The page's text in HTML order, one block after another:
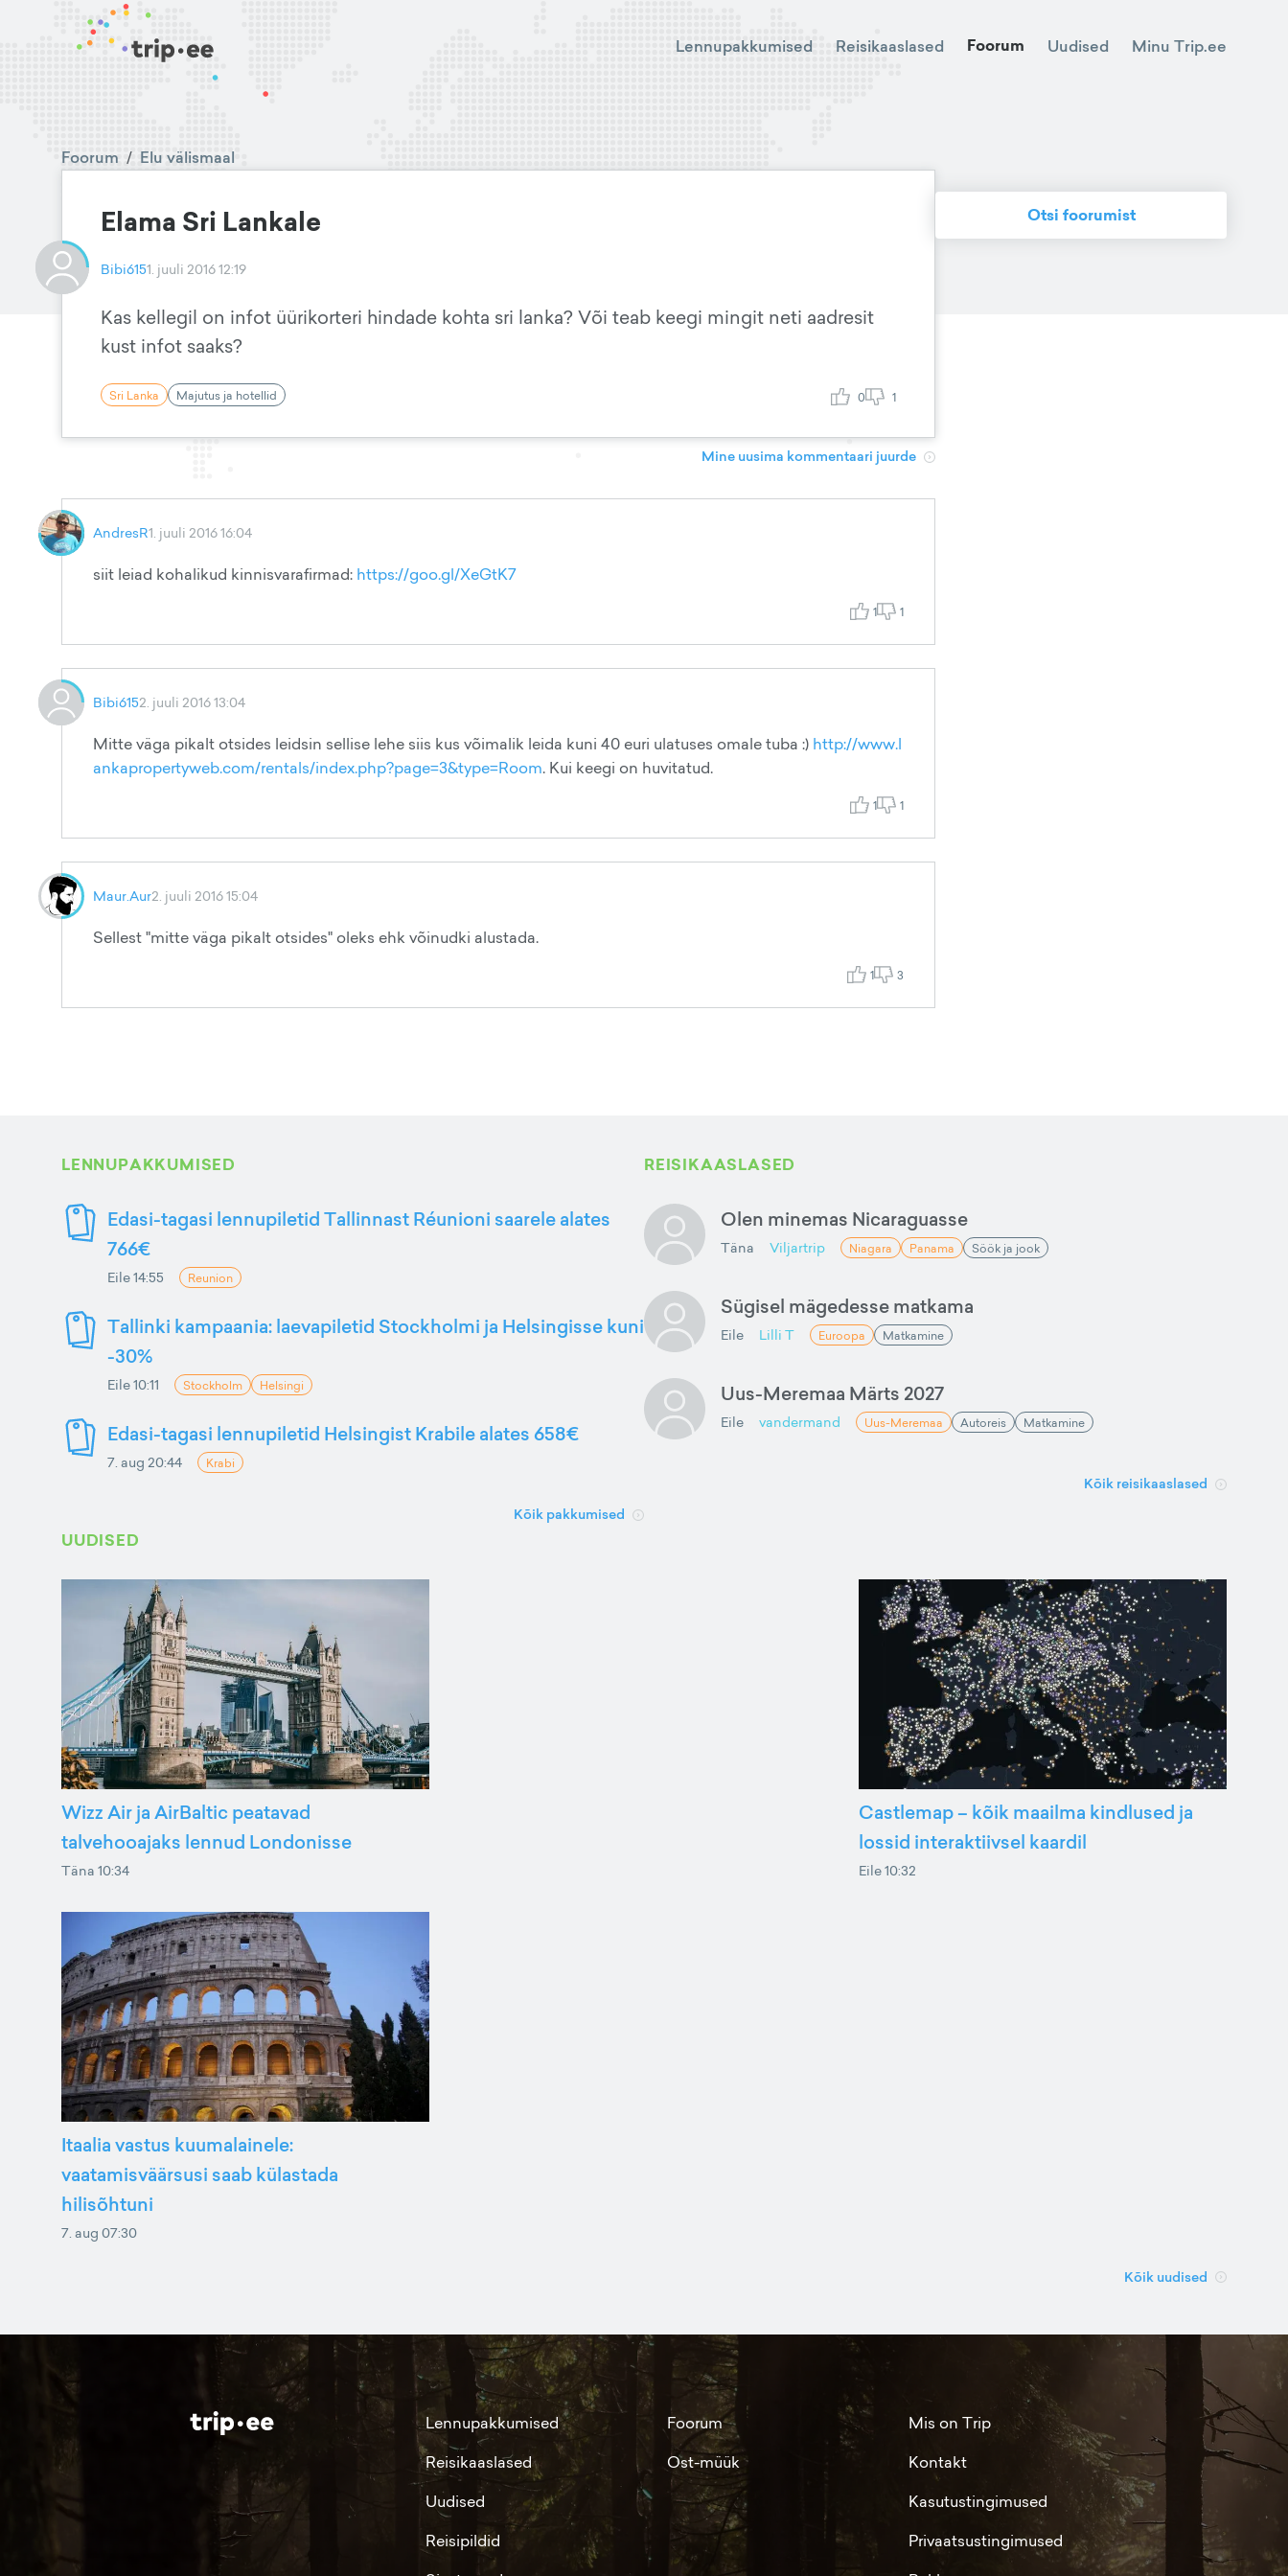
Lennupakkumised Reisikaaslased Foorum Uudised Minu Trip.ee
Foorum / Elu välismaal
Elama Sri Lankale
Bibi6151. juuli 2016 12:19
Kas kellegil on infot üürikorteri hindade kohta sri lanka? Või teab keegi mingit neti aadresit
kust infot saaks?
Sri Lanka Majutus ja hotellid 0 1
Mine uusima kommentaari juurde
AndresR1. juuli 2016 16:04
siit leiad kohalikud kinnisvarafirmad: https://goo.gl/XeGtK7
1 1
Bibi6152. juuli 2016 13:04
Mitte väga pikalt otsides leidsin sellise lehe siis kus võimalik leida kuni 40 euri ulatuses omale tuba :) http://www.l
ankapropertyweb.com/rentals/index.php?page=3&type=Room. Kui keegi on huvitatud.
1 1
Maur.Aur2. juuli 2016 15:04
Sellest "mitte väga pikalt otsides" oleks ehk võinudki alustada.
1 3
Otsi foorumist
LENNUPAKKUMISED
Edasi-tagasi lennupiletid Tallinnast Réunioni saarele alates
766€
Eile 14:55 Reunion
Tallinki kampaania: laevapiletid Stockholmi ja Helsingisse kuni
-30%
Eile 10:11 Stockholm Helsingi
Edasi-tagasi lennupiletid Helsingist Krabile alates 658€
7. aug 20:44 Krabi
Kõik pakkumised
REISIKAASLASED
Olen minemas Nicaraguasse
Täna Viljartrip Niagara Panama Söök ja jook
Sügisel mägedesse matkama
Eile Lilli T Euroopa Matkamine
Uus-Meremaa Märts 2027
Eile vandermand Uus-Meremaa Autoreis Matkamine
Kõik reisikaaslased
UUDISED
Wizz Air ja AirBaltic peatavad
talvehooajaks lennud Londonisse
Täna 10:34
Castlemap – kõik maailma kindlused ja
lossid interaktiivsel kaardil
Eile 10:32
Itaalia vastus kuumalainele:
vaatamisväärsusi saab külastada
hilisõhtuni
7. aug 07:30
Kõik uudised
Lennupakkumised
Reisikaaslased
Uudised
Reisipildid
Foorum
Ost-müük
Mis on Trip
Kontakt
Kasutustingimused
Privaatsustingimused